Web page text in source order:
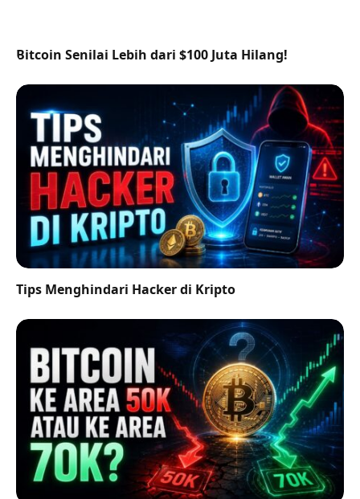
Bitcoin Senilai Lebih dari $100 Juta Hilang!
Tips Menghindari Hacker di Kripto